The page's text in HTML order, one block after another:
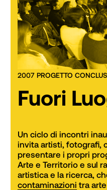
2007 PROGETTO
Fuori
Un ciclo di incontri
invita artisti, fotografi,
presentare i propri
Arte e Territorio e sul
artistica e la ricerca,
contaminazioni tra arte